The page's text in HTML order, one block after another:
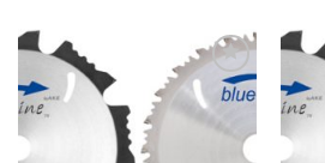
Meine